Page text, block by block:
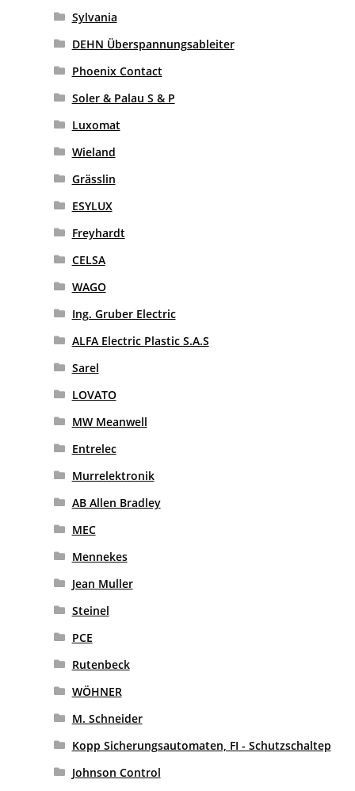
Sylvania
DEHN Überspannungsableiter
Phoenix Contact
Soler & Palau S & P
Luxomat
Wieland
Grässlin
ESYLUX
Freyhardt
CELSA
WAGO
Ing. Gruber Electric
ALFA Electric Plastic S.A.S
Sarel
LOVATO
MW Meanwell
Entrelec
Murrelektronik
AB Allen Bradley
MEC
Mennekes
Jean Muller
Steinel
PCE
Rutenbeck
WÖHNER
M. Schneider
Kopp Sicherungsautomaten, FI - Schutzschaltep
Johnson Control